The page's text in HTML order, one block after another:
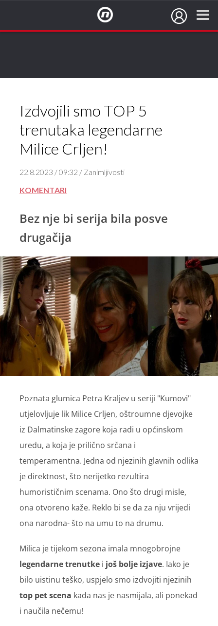
Izdvojili smo TOP 5
trenutaka legendarne
Milice Crljen!
22.8.2023 / 09:32 / Zanimljivosti
KOMENTARI
Bez nje bi serija bila posve
drugačija
Poznata glumica Petra Kraljev u seriji "Kumovi"
utjelovljuje lik Milice Crljen, oštroumne djevojke
iz Dalmatinske zagore koja radi u općinskom
uredu, a koja je prilično srčana i
temperamentna. Jedna od njezinih glavnih odlika
je direktnost, što nerijetko rezultira
humorističnim scenama. Ono što drugi misle,
ona otvoreno kaže. Reklo bi se da za nju vrijedi
ona narodna- što na umu to na drumu.
Milica je tijekom sezona imala mnogobrojne
legendarne trenutke i još bolje izjave. Iako je
bilo uistinu teško, uspjelo smo izdvojiti njezinih
top pet scena kada nas je nasmijala, ali ponekad
i naučila nečemu!